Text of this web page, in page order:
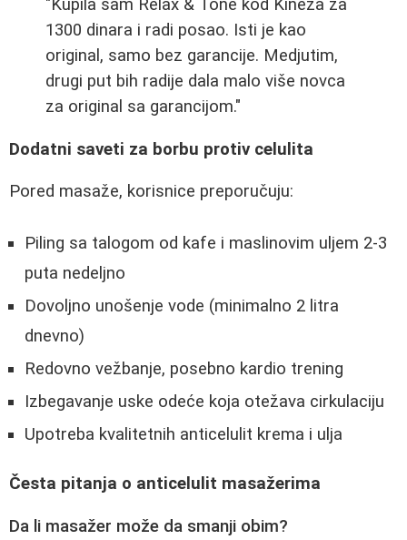
"Kupila sam Relax & Tone kod Kineza za
1300 dinara i radi posao. Isti je kao
original, samo bez garancije. Medjutim,
drugi put bih radije dala malo više novca
za original sa garancijom."
Dodatni saveti za borbu protiv celulita
Pored masaže, korisnice preporučuju:
Piling sa talogom od kafe i maslinovim uljem 2-3
puta nedeljno
Dovoljno unošenje vode (minimalno 2 litra
dnevno)
Redovno vežbanje, posebno kardio trening
Izbegavanje uske odeće koja otežava cirkulaciju
Upotreba kvalitetnih anticelulit krema i ulja
Česta pitanja o anticelulit masažerima
Da li masažer može da smanji obim?